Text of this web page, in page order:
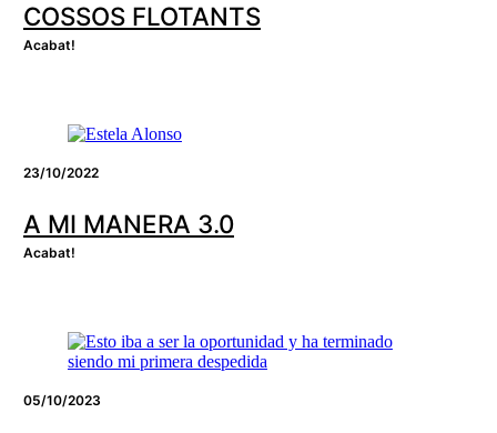
COSSOS FLOTANTS
Acabat!
23/10/2022
A MI MANERA 3.0
Acabat!
05/10/2023